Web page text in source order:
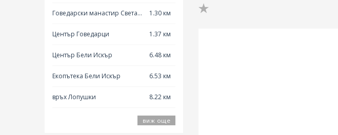
Говедарски манастир Света
1.30 км
Център Говедарци 1.37 км
Център Бели Искър 6.48 км
Екопътека Бели Искър 6.53 км
връх Лопушки 8.22 км
виж още